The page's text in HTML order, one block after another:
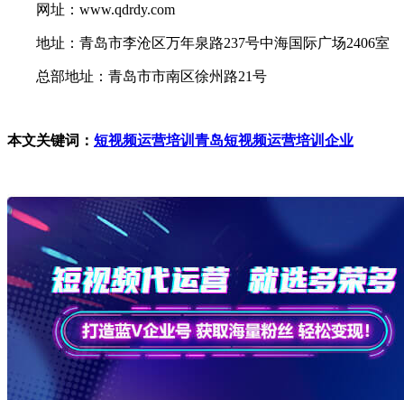
网址：www.qdrdy.com
地址：青岛市李沧区万年泉路237号中海国际广场2406室
总部地址：青岛市市南区徐州路21号
本文关键词： 短视频运营培训 青岛短视频运营培训企业